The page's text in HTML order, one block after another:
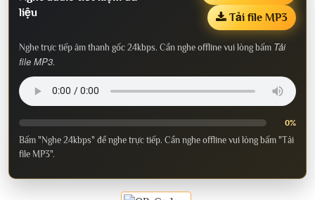
liệu
Tải file MP3
Nghe trực tiếp âm thanh gốc 24kbps. Cần nghe offline vui lòng bấm Tải
file MP3.
0%
Bấm "Nghe 24kbps" để nghe trực tiếp. Cần nghe offline vui lòng bấm "Tải
file MP3".